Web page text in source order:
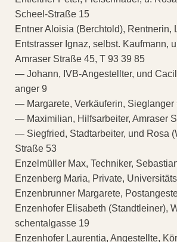
Scheel-Straße 15
Entner Aloisia (Berchtold), Rentnerin,
Entstrasser Ignaz, selbst. Kaufmann,
Amraser Straße 45, T 93 39 85
— Johann, IVB-Angestellter, und
anger 9
— Margarete, Verkäuferin, Sieglanger
— Maximilian, Hilfsarbeiter, Amraser
— Siegfried, Stadtarbeiter, und Rosa
Straße 53
Enzelmüller Max, Techniker,
Enzenberg Maria, Private,
Enzenbrunner Margarete,
Enzenhofer Elisabeth (Standtleiner),
schentalgasse 19
Enzenhofer Laurentia, Angestellte,